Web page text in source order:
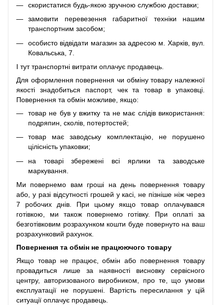
скористатися будь-якою зручною службою доставки;
замовити перевезення габаритної техніки нашим
транспортним засобом;
особисто відвідати магазин за адресою м. Харків, вул.
Ковальська, 7.
І тут транспортні витрати оплачує продавець.
Для оформлення повернення чи обміну товару належної
якості знадобиться паспорт, чек та товар в упаковці.
Повернення та обмін можливе, якщо:
товар не був у вжитку та не має слідів використання:
подряпин, сколів, потертостей;
товар має заводську комплектацію, не порушено
цілісність упаковки;
на товарі збережені всі ярлики та заводське
маркування.
Ми повернемо вам гроші на день повернення товару
або, у разі відсутності грошей у касі, не пізніше ніж через
7 робочих днів. При цьому якщо товар оплачувався
готівкою, ми також повернемо готівку. При оплаті за
безготівковим розрахунком кошти буде повернуто на ваш
розрахунковий рахунок.
Повернення та обмін не працюючого товару
Якщо товар не працює, обмін або повернення товару
провадиться лише за наявності висновку сервісного
центру, авторизованого виробником, про те, що умови
експлуатації не порушені. Вартість пересилання у цій
ситуації оплачує продавець.